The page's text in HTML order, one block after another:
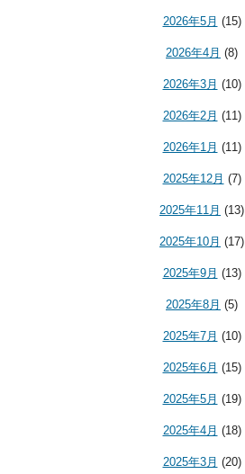
2026年5月 (15)
2026年4月 (8)
2026年3月 (10)
2026年2月 (11)
2026年1月 (11)
2025年12月 (7)
2025年11月 (13)
2025年10月 (17)
2025年9月 (13)
2025年8月 (5)
2025年7月 (10)
2025年6月 (15)
2025年5月 (19)
2025年4月 (18)
2025年3月 (20)